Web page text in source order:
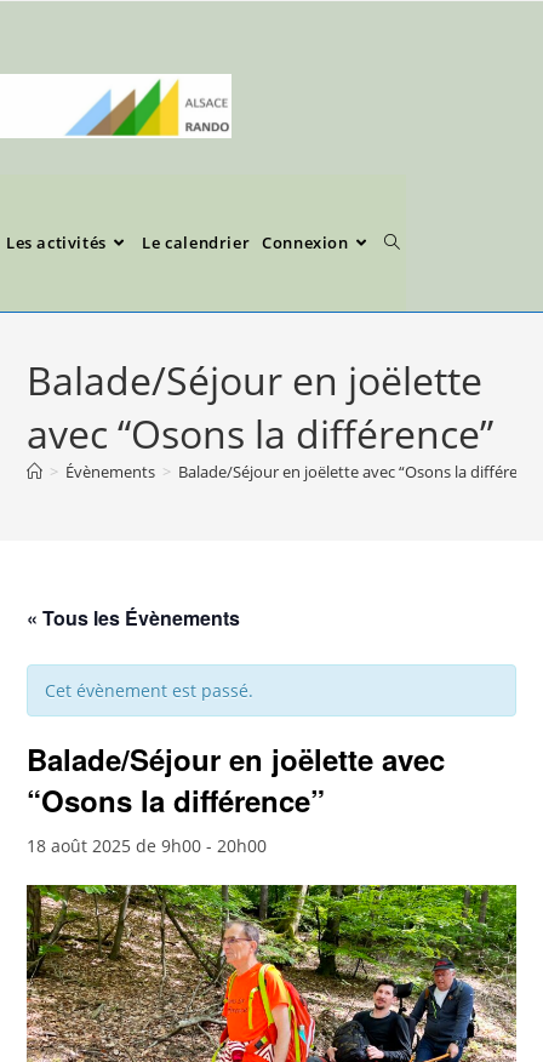
Les activités Le calendrier Connexion
Balade/Séjour en joëlette
avec “Osons la différence”
> Évènements > Balade/Séjour en joëlette avec “Osons la
« Tous les Évènements
Cet évènement est passé.
Balade/Séjour en joëlette avec
“Osons la différence”
18 août 2025 de 9h00 -20h00